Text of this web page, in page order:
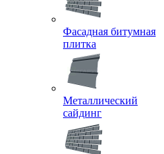
Фасадная битумная
плитка
Металлический
сайдинг